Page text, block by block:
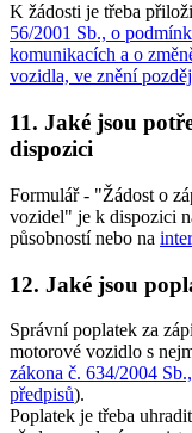
K žádosti je třeba
56/2001 Sb., o
komunikacích a o
vozidla, ve znění
11. Jaké jsou
dispozici
Formulář - "Žádost o
vozidel" je k dispozici
působností nebo na
12. Jaké jsou
Správní poplatek za
motorové vozidlo s
zákona č. 634/2004
předpisů).
Poplatek je třeba